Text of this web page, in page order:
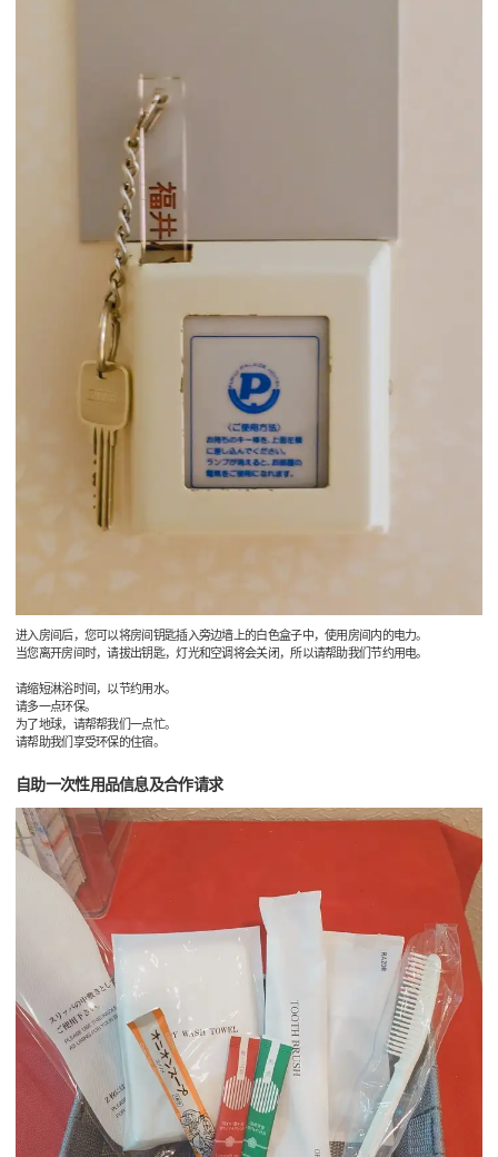
进入房间后，您可以将房间钥匙插入旁边墙上的白色盒子中，使用房间内的电力。
当您离开房间时，请拔出钥匙，灯光和空调将会关闭，所以请帮助我们节约用电。
请缩短淋浴时间，以节约用水。
请多一点环保。
为了地球，请帮帮我们一点忙。
请帮助我们享受环保的住宿。
自助一次性用品信息及合作请求